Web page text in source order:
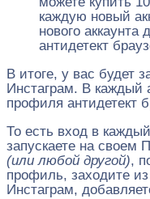
каждую новый
нового аккаунта
антидетект
В итоге, у вас будет
Инстаграм. В каждый
профиля антидетект
То есть вход в
запускаете на своем
(или любой другой),
профиль, заходите
Инстаграм,